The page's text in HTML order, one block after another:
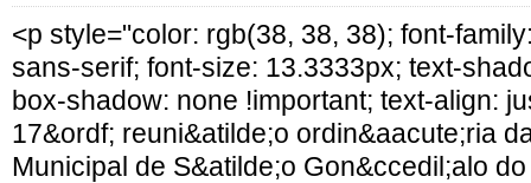
<p style="color: rgb(38, 38, 38); font-
sans-serif; font-size: 13.3333px; text-
box-shadow: none !important; text-align:
17&ordf; reuni&atilde;o ordin&aacute;ria
Municipal de S&atilde;o Gon&ccedil;alo